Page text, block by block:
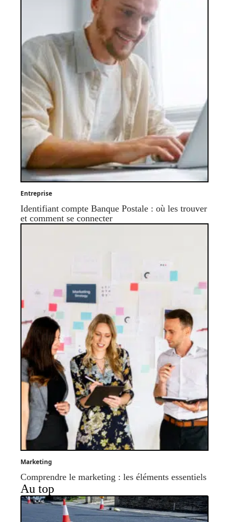
Entreprise
Identifiant compte Banque Postale : où les trouver
et comment se connecter
Marketing
Comprendre le marketing : les éléments essentiels
Au top